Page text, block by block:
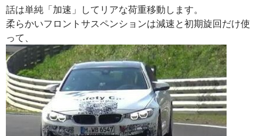
話は単純「加速」してリアな荷重移動します。
柔らかいフロントサスペンションは減速と初期旋回だけ使
って、